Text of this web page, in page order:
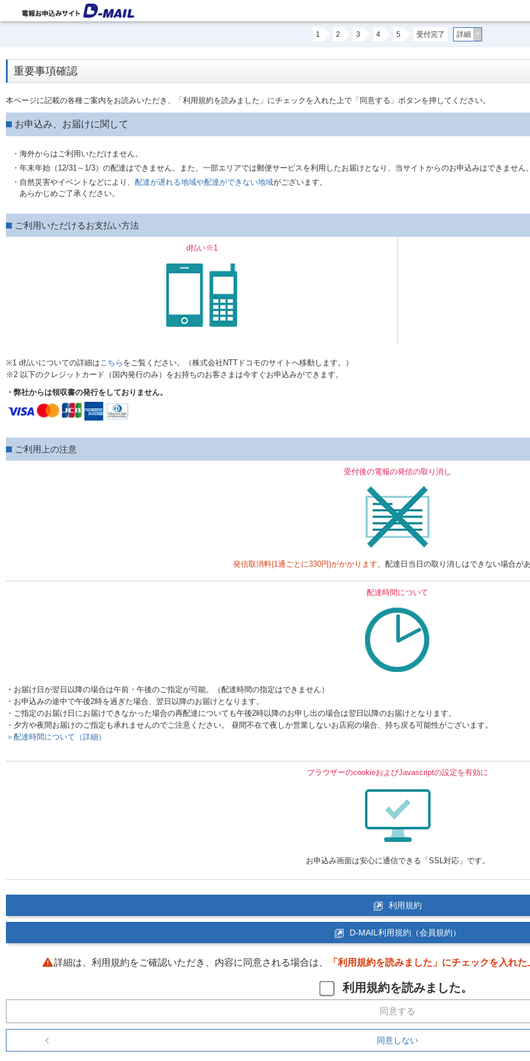
1 2 3 4 5 受付完了 詳細 +
重要事項確認
本ページに記載の各種ご案内をお読みいただき、「利用規約を読みました」にチェックを入れた上で「同意する」ボタンを押してください。
お申込み、お届けに関して
・海外からはご利用いただけません。
・年末年始（12/31～1/3）の配達はできません。また、一部エリアでは郵便サービスを利用したお届けとなり、当サイトからのお申込みはできません
・自然災害やイベントなどにより、 配達が遅れる地域や配達ができない地域がございます。
あらかじめご了承ください。
ご利用いただけるお支払い方法
d払い※1
※1 d払いについての詳細はこちら をご覧ください。（株式会社NTTドコモのサイトへ移動します。）
※2 以下のクレジットカード（国内発行のみ）をお持ちのお客さまは今すぐお申込みができます。
・弊社からは領収書の発行をしておりません。
ご利用上の注意
受付後の電報の発信の取り消し
発信取消料(1通ごとに330円)がかかります。 配達日当日の取り消しはできない場合があ
配達時間について
・お届け日が翌日以降の場合は午前・午後のご指定が可能。（配達時間の指定はできません）
・お申込みの途中で午後2時を過ぎた場合、翌日以降のお届けとなります。
・ご指定のお届け日にお届けできなかった場合の再配達についても午後2時以降のお申し出の場合は翌日以降のお届けとなります。
・夕方や夜間お届けのご指定も承れませんのでご注意ください。 昼間不在で夜しか営業しないお店宛の場合、持ち戻る可能性がございます。
＞配達時間について（詳細）
ブラウザーのcookieおよびJavascriptの設定を有効に
お申込み画面は安心に通信できる「SSL対応」です。
利用規約
D-MAIL利用規約（会員規約）
詳細は、利用規約をご確認いただき、内容に同意される場合は、 「利用規約を読みました」にチェックを入れた
利用規約を読みました。
同意する
同意しない